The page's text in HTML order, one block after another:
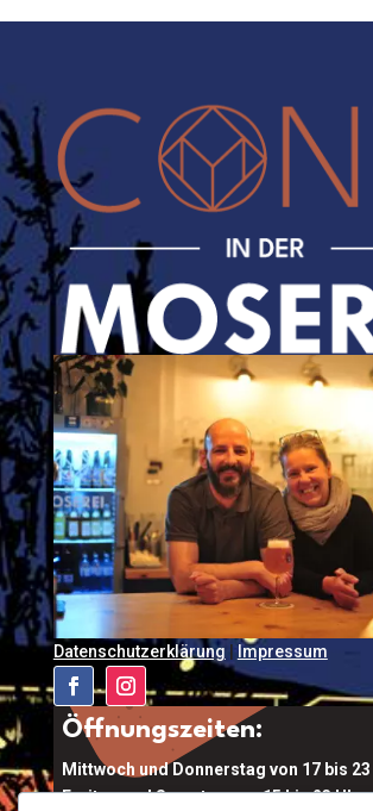
Datenschutzerklärung |Impressum
Öffnungszeiten:
Mittwoch und Donnerstag von 17 bis 23
Freitag und Samstag von 15 bis 23 Uhr